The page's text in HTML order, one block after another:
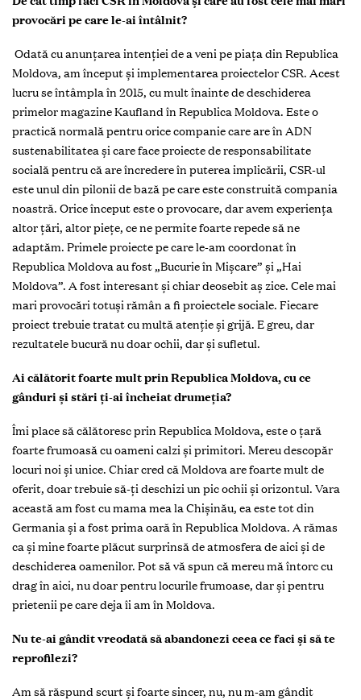
provocări pe care le-ai întâlnit?
Odată cu anunțarea intenției de a veni pe piața din Republica
Moldova, am început și implementarea proiectelor CSR. Acest
lucru se întâmpla în 2015, cu mult înainte de deschiderea
primelor magazine Kaufland în Republica Moldova. Este o
practică normală pentru orice companie care are în ADN
sustenabilitatea și care face proiecte de responsabilitate
socială pentru că are încredere în puterea implicării, CSR-ul
este unul din pilonii de bază pe care este construită compania
noastră. Orice început este o provocare, dar avem experiența
altor țări, altor piețe, ce ne permite foarte repede să ne
adaptăm. Primele proiecte pe care le-am coordonat în
Republica Moldova au fost „Bucurie în Mișcare” și „Hai
Moldova”. A fost interesant și chiar deosebit aș zice. Cele mai
mari provocări totuși rămân a fi proiectele sociale. Fiecare
proiect trebuie tratat cu multă atenție și grijă. E greu, dar
rezultatele bucură nu doar ochii, dar și sufletul.
Ai călătorit foarte mult prin Republica Moldova, cu ce
gânduri și stări ți-ai încheiat drumeția?
Îmi place să călătoresc prin Republica Moldova, este o țară
foarte frumoasă cu oameni calzi și primitori. Mereu descopăr
locuri noi și unice. Chiar cred că Moldova are foarte mult de
oferit, doar trebuie să-ți deschizi un pic ochii și orizontul. Vara
această am fost cu mama mea la Chișinău, ea este tot din
Germania și a fost prima oară în Republica Moldova. A rămas
ca și mine foarte plăcut surprinsă de atmosfera de aici și de
deschiderea oamenilor. Pot să vă spun că mereu mă întorc cu
drag în aici, nu doar pentru locurile frumoase, dar și pentru
prietenii pe care deja îi am în Moldova.
Nu te-ai gândit vreodată să abandonezi ceea ce faci și să te
reprofilezi?
Am să răspund scurt și foarte sincer, nu, nu m-am gândit